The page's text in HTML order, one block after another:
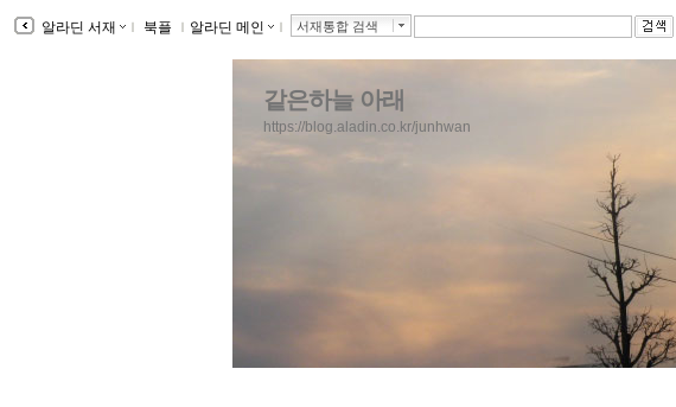
알라딘 서재 ｌ 북플 ｌ 알라딘 메인 ｌ 서재통합 검색
같은하늘 아래
https://blog.aladin.co.kr/junhwan